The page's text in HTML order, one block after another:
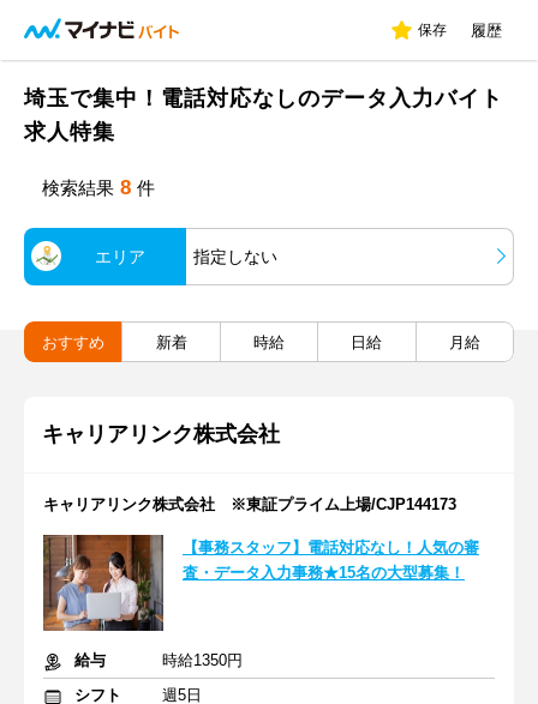
保存 履歴
埼玉で集中！電話対応なしのデータ入力バイト
求人特集
検索結果 8 件
エリア 指定しない
おすすめ 新着 時給 日給 月給
キャリアリンク株式会社
キャリアリンク株式会社 ※東証プライム上場/CJP144173
【事務スタッフ】電話対応なし！人気の審
査・データ入力事務★15名の大型募集！
給与
時給1350円
シフト
週5日